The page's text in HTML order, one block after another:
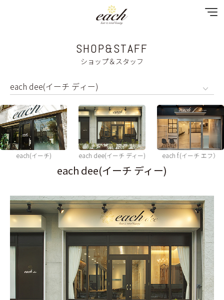
MENU
SHOP & STAFF
COUPON
RECRUIT
BLOG
SHOP&STAFF
ショップ＆スタッフ
each(イーチ) each dee(イーチ ディー) each f.(イーチ エフ）
each dee(イーチ ディー)